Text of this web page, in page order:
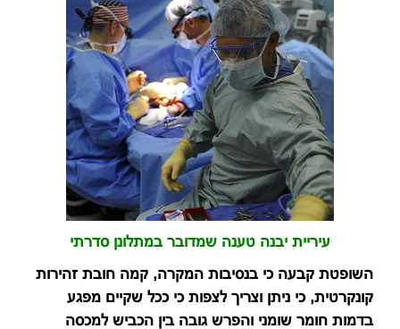
עיריית יבנה טענה שמדובר במתלונן סדרתי
השופטת קבעה כי בנסיבות המקרה, קמה חובת זהירות
קונקרטית, כי ניתן וצריך לצפות כי ככל שקיים מפגע
בדמות חומר שומני והפרש גובה בין הכביש למכסה